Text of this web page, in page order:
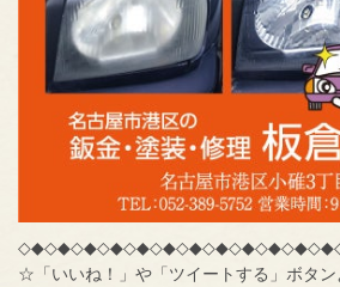
☆「いいね！」や「ツイートする」ボタ